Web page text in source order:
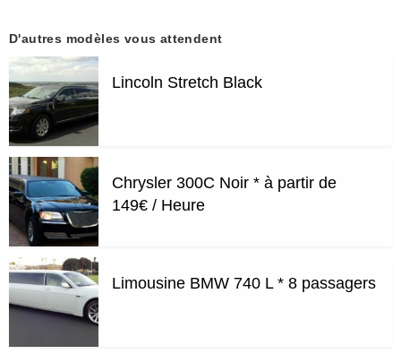
D'autres modèles vous attendent
Lincoln Stretch Black
Chrysler 300C Noir * à partir de
149€ / Heure
Limousine BMW 740 L * 8 passagers